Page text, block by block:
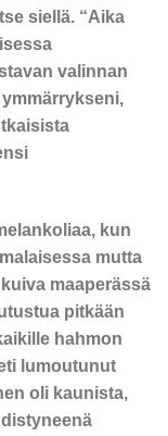
siellä. “Aika
valinnan
kun
mutta
maaperässä
pitkään
hahmon
lumoutunut
oli kaunista,